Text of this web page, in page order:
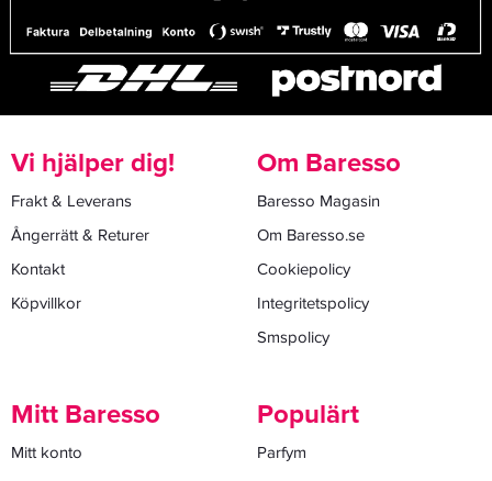
Vi hjälper dig!
Frakt & Leverans
Ångerrätt & Returer
Kontakt
Köpvillkor
Om Baresso
Baresso Magasin
Om Baresso.se
Cookiepolicy
Integritetspolicy
Smspolicy
Mitt Baresso
Mitt konto
Populärt
Parfym